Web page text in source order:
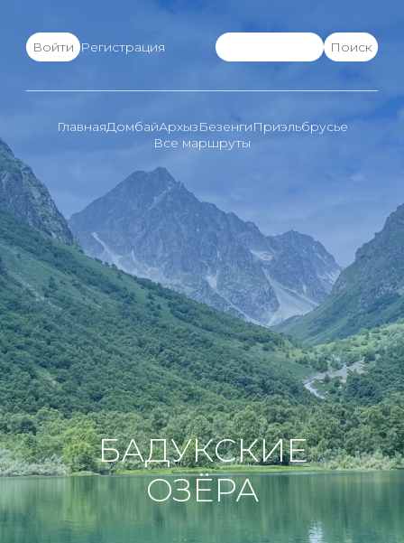
Войти Регистрация
ГлавнаяДомбайАрхызБезенгиПриэльбрусье
Все маршруты
БАДУКСКИЕ
ОЗЁРА